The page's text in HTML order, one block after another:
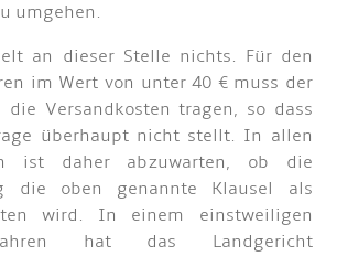
umgehen.
an dieser Stelle nichts. Für den
im Wert von unter 40 € muss der
die Versandkosten tragen, so dass
überhaupt nicht stellt. In allen
ist daher abzuwarten, ob die
die oben genannte Klausel als
wird. In einem einstweiligen
hat das Landgericht